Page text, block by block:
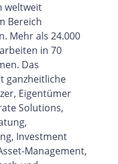
weltweit
Bereich
Mehr als 24.000
in 70
Das
ganzheitliche
Eigentümer
Solutions,
Investment
Management,